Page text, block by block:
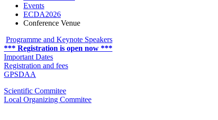
Events
ECDA2026
Conference Venue
Programme and Keynote Speakers
*** Registration is open now ***
Important Dates
Registration and fees
GPSDAA
Scientific Commitee
Local Organizing Commitee